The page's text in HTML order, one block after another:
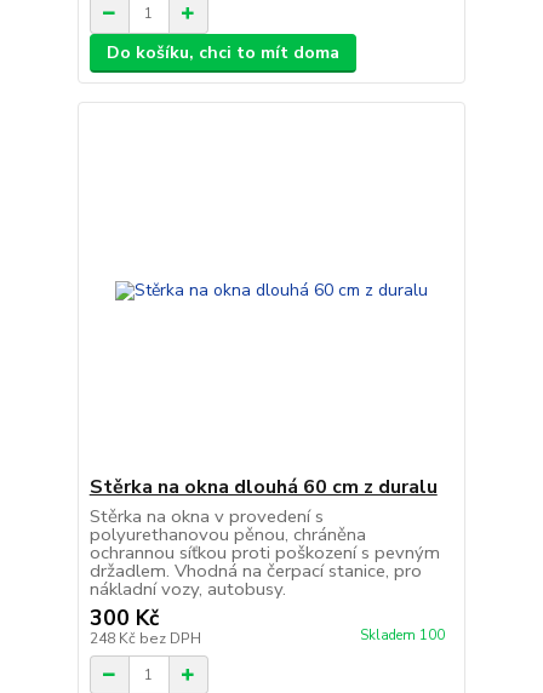
Do košíku, chci to mít doma
Stěrka na okna dlouhá 60 cm z duralu
Stěrka na okna v provedení s
polyurethanovou pěnou, chráněna
ochrannou síťkou proti poškození s pevným
držadlem. Vhodná na čerpací stanice, pro
nákladní vozy, autobusy.
300 Kč
248 Kč bez DPH Skladem 100